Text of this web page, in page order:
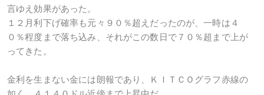
言ゆえ効果があった。
１２月利下げ確率も元々９０％超えだったのが、一時は４
０％程度まで落ち込み、それがこの数日で７０％超まで上が
ってきた。
金利を生まない金には朗報であり、ＫＩＴＣＯグラフ赤線の